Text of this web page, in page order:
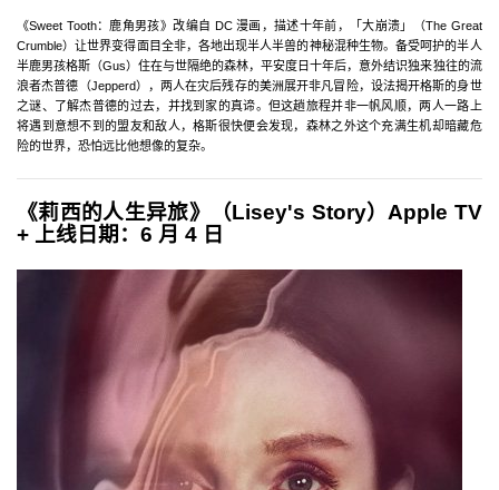
《Sweet Tooth：鹿角男孩》改编自 DC 漫画，描述十年前，「大崩溃」（The Great
Crumble）让世界变得面目全非，各地出现半人半兽的神秘混种生物。备受呵护的半人
半鹿男孩格斯（Gus）住在与世隔绝的森林，平安度日十年后，意外结识独来独往的流
浪者杰普德（Jepperd），两人在灾后残存的美洲展开非凡冒险，设法揭开格斯的身世
之谜、了解杰普德的过去，并找到家的真谛。但这趟旅程并非一帆风顺，两人一路上
将遇到意想不到的盟友和敌人，格斯很快便会发现，森林之外这个充满生机却暗藏危
险的世界，恐怕远比他想像的复杂。
《莉西的人生异旅》（Lisey's Story）Apple TV
+ 上线日期：6 月 4 日